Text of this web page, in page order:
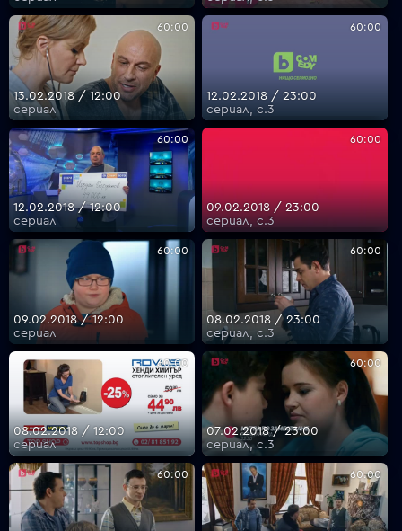
60:00
13.02.2018 / 12:00
сериал
60:00
12.02.2018 / 23:00
сериал, с.3
60:00
12.02.2018 / 12:00
сериал
60:00
09.02.2018 / 23:00
сериал, с.3
60:00
09.02.2018 / 12:00
сериал
60:00
08.02.2018 / 23:00
сериал, с.3
60:00
08.02.2018 / 12:00
сериал
60:00
07.02.2018 / 23:00
сериал, с.3
60:00 60:00